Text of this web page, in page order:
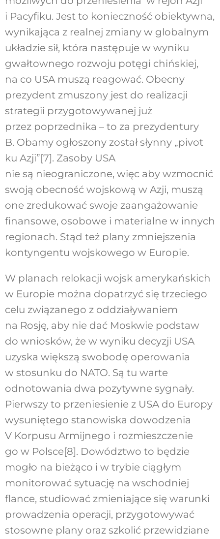
i Pacyfiku. Jest to konieczność obiektywna,
wynikająca z realnej zmiany w globalnym
układzie sił, która następuje w wyniku
gwałtownego rozwoju potęgi chińskiej,
na co USA muszą reagować. Obecny
prezydent zmuszony jest do realizacji
strategii przygotowywanej już
przez poprzednika – to za prezydentury
B. Obamy ogłoszony został słynny „pivot
ku Azji”[7]. Zasoby USA
nie są nieograniczone, więc aby wzmocnić
swoją obecność wojskową w Azji, muszą
one zredukować swoje zaangażowanie
finansowe, osobowe i materialne w innych
regionach. Stąd też plany zmniejszenia
kontyngentu wojskowego w Europie.
W planach relokacji wojsk amerykańskich
w Europie można dopatrzyć się trzeciego
celu związanego z oddziaływaniem
na Rosję, aby nie dać Moskwie podstaw
do wniosków, że w wyniku decyzji USA
uzyska większą swobodę operowania
w stosunku do NATO. Są tu warte
odnotowania dwa pozytywne sygnały.
Pierwszy to przeniesienie z USA do Europy
wysuniętego stanowiska dowodzenia
V Korpusu Armijnego i rozmieszczenie
go w Polsce[8]. Dowództwo to będzie
mogło na bieżąco i w trybie ciągłym
monitorować sytuację na wschodniej
flance, studiować zmieniające się warunki
prowadzenia operacji, przygotowywać
stosowne plany oraz szkolić przewidziane